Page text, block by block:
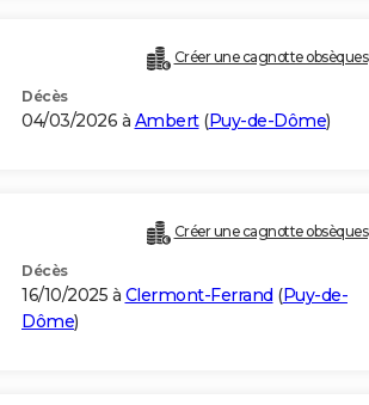
Créer une cagnotte obsèques
Décès
04/03/2026 à Ambert(Puy-de-Dôme)
Créer une cagnotte obsèques
Décès
16/10/2025 à Clermont-Ferrand (Puy-de-
Dôme)